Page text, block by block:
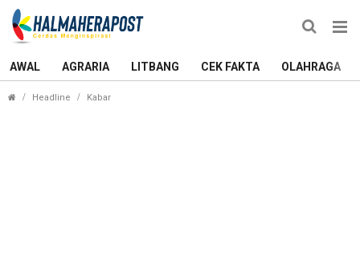
AWAL AGRARIA LITBANG CEK FAKTA OLAHRAGA
Headline Kabar